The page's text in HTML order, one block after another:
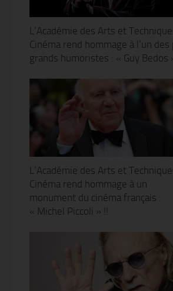
L’Académie des Arts et
Cinéma rend hommage à l’un des
grands humoristes : « Guy Bedos »
L’Académie des Arts et
Cinéma rend hommage à un
monument du cinéma français :
« Michel Piccoli » !!